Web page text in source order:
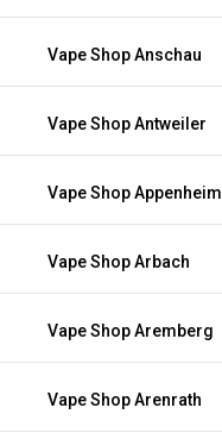
Vape Shop Anschau
Vape Shop Antweiler
Vape Shop Appenheim
Vape Shop Arbach
Vape Shop Aremberg
Vape Shop Arenrath